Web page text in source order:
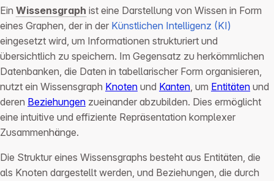
Ein Wissensgraph ist eine Darstellung von Wissen in Form
eines Graphen, der in der Künstlichen Intelligenz (KI)
eingesetzt wird, um Informationen strukturiert und
übersichtlich zu speichern. Im Gegensatz zu herkömmlichen
Datenbanken, die Daten in tabellarischer Form organisieren,
nutzt ein Wissensgraph Knoten und Kanten, um Entitäten und
deren Beziehungen zueinander abzubilden. Dies ermöglicht
eine intuitive und effiziente Repräsentation komplexer
Zusammenhänge.
Die Struktur eines Wissensgraphs besteht aus Entitäten, die
als Knoten dargestellt werden, und Beziehungen, die durch